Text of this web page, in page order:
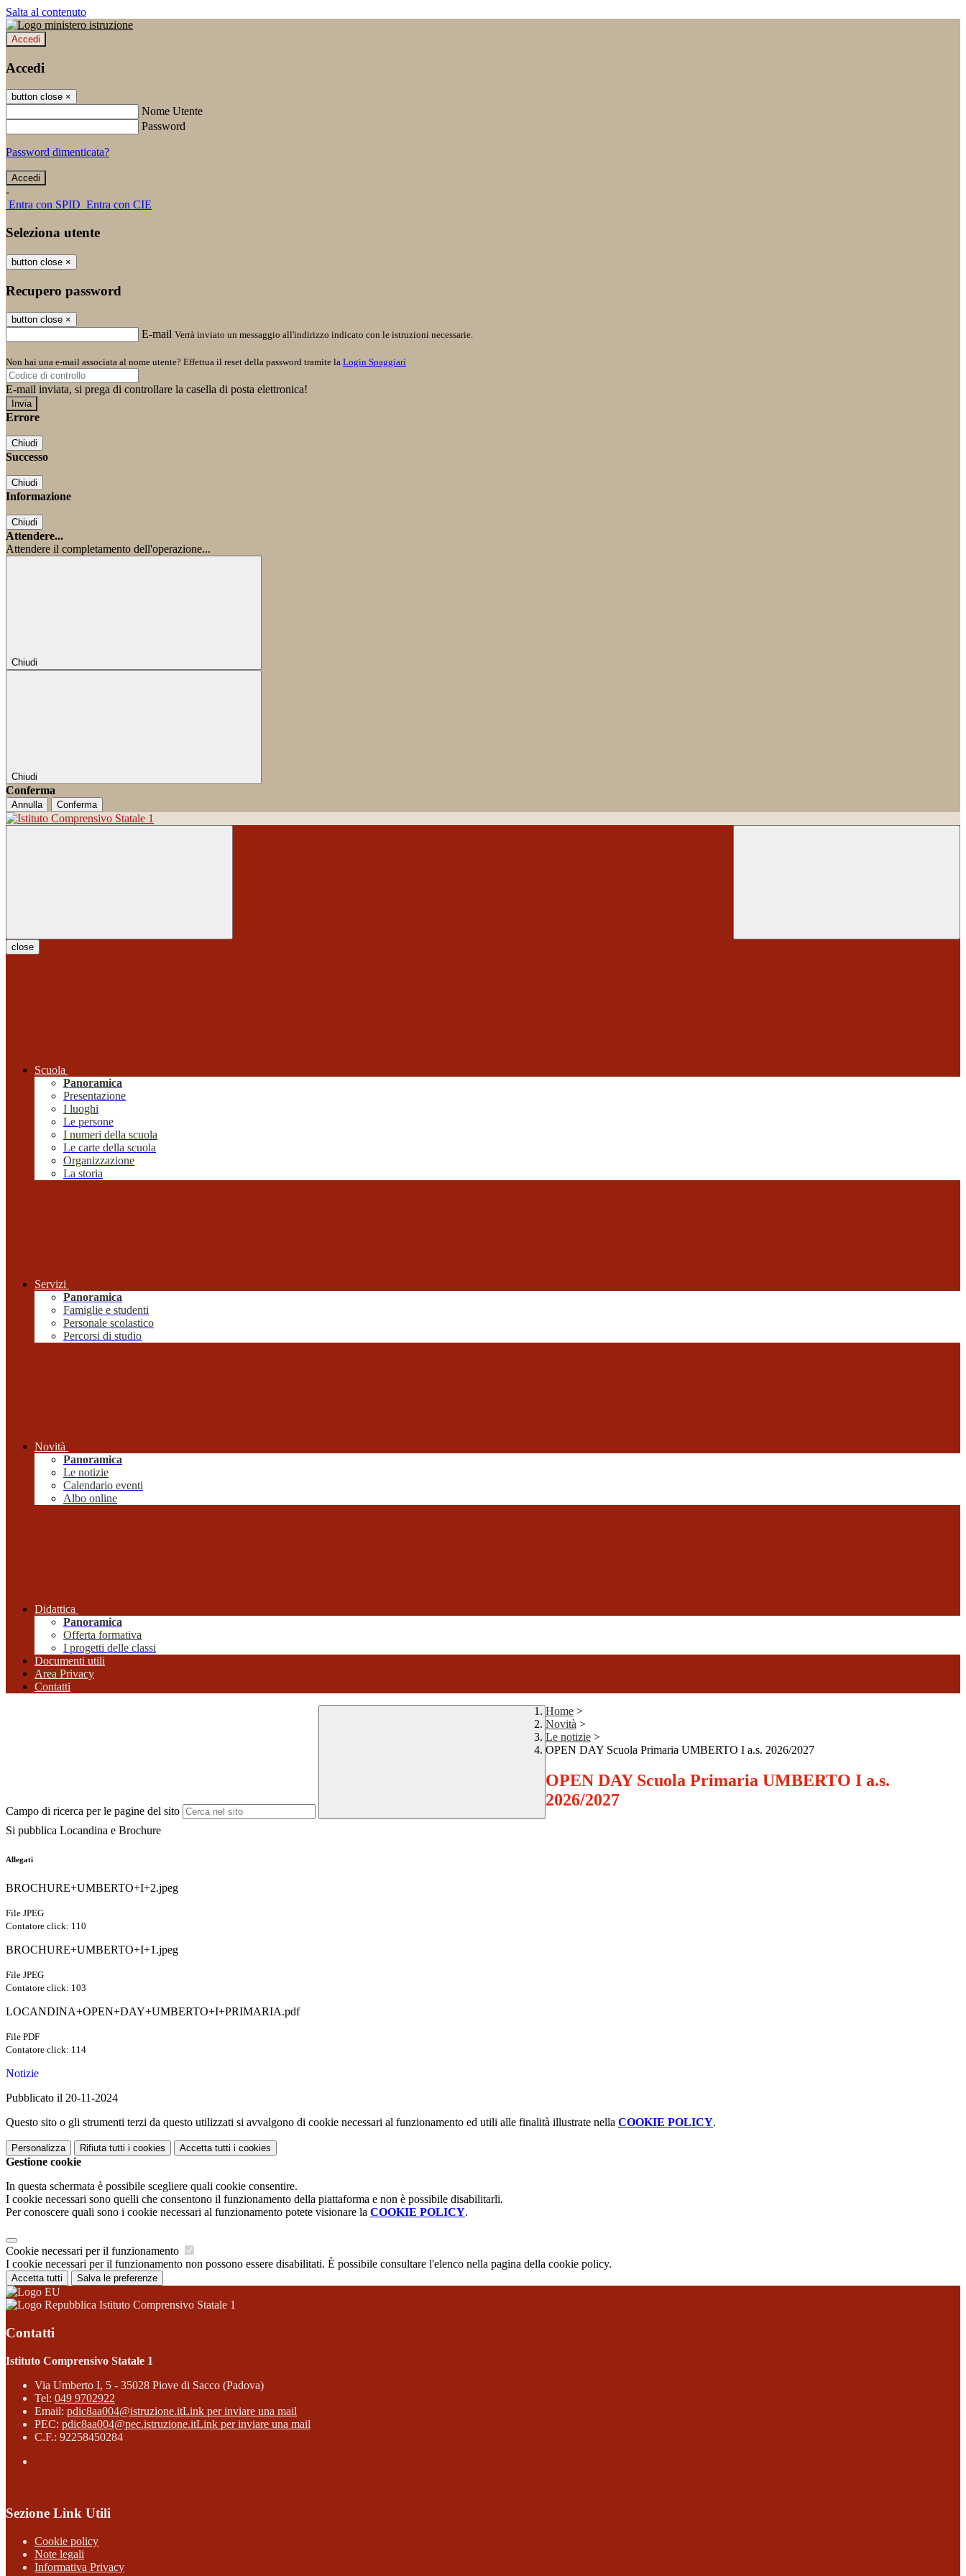
Salta al contenuto
Accedi
Accedi
button close ×
Nome Utente
Password
Password dimenticata?
-
Entra con SPID Entra con CIE
Seleziona utente
button close ×
Recupero password
button close ×
E-mail Verrà inviato un messaggio all'indirizzo indicato con le istruzioni necessarie.
Non hai una e-mail associata al nome utente? Effettua il reset della password tramite la Login Spaggiari
E-mail inviata, si prega di controllare la casella di posta elettronica!
Errore
Chiudi
Successo
Chiudi
Informazione
Chiudi
Attendere...
Attendere il completamento dell'operazione...
Chiudi
Chiudi
Conferma
Annulla Conferma
close
Scuola
Panoramica
Presentazione
I luoghi
Le persone
I numeri della scuola
Le carte della scuola
Organizzazione
La storia
Servizi
Panoramica
Famiglie e studenti
Personale scolastico
Percorsi di studio
Novità
Panoramica
Le notizie
Calendario eventi
Albo online
Didattica
Panoramica
Offerta formativa
I progetti delle classi
Documenti utili
Area Privacy
Contatti
Campo di ricerca per le pagine del sito
Home >
Novità >
Le notizie >
OPEN DAY Scuola Primaria UMBERTO I a.s. 2026/2027
OPEN DAY Scuola Primaria UMBERTO I a.s.
2026/2027
Si pubblica Locandina e Brochure
Allegati
BROCHURE+UMBERTO+I+2.jpeg
File JPEG
Contatore click: 110
BROCHURE+UMBERTO+I+1.jpeg
File JPEG
Contatore click: 103
LOCANDINA+OPEN+DAY+UMBERTO+I+PRIMARIA.pdf
File PDF
Contatore click: 114
Notizie
Pubblicato il 20-11-2024
Questo sito o gli strumenti terzi da questo utilizzati si avvalgono di cookie necessari al funzionamento ed utili alle finalità illustrate nella COOKIE POLICY.
Personalizza Rifiuta tutti i cookies Accetta tutti i cookies
Gestione cookie
In questa schermata è possibile scegliere quali cookie consentire.
I cookie necessari sono quelli che consentono il funzionamento della piattaforma e non è possibile disabilitarli.
Per conoscere quali sono i cookie necessari al funzionamento potete visionare la COOKIE POLICY.
Cookie necessari per il funzionamento
I cookie necessari per il funzionamento non possono essere disabilitati. È possibile consultare l'elenco nella pagina della cookie policy.
Accetta tutti Salva le preferenze
Istituto Comprensivo Statale 1
Contatti
Istituto Comprensivo Statale 1
Via Umberto I, 5 - 35028 Piove di Sacco (Padova)
Tel: 049 9702922
Email: pdic8aa004@istruzione.itLink per inviare una mail
PEC: pdic8aa004@pec.istruzione.itLink per inviare una mail
C.F.: 92258450284
Sezione Link Utili
Cookie policy
Note legali
Informativa Privacy